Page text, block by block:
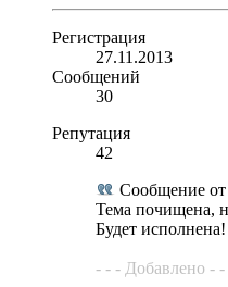
Регистрация
27.11.2013
Сообщений
30
Репутация
42
Сообщение от
Тема почищена,
Будет
- - - Добавлено - -